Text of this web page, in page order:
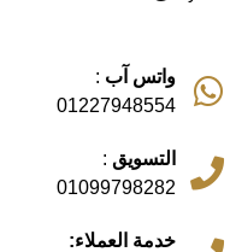
واتس آب :
01227948554
التسويق :
01099798282
خدمة العملاء: